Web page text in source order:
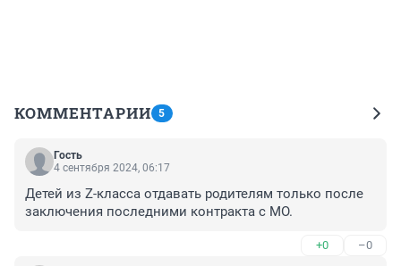
КОММЕНТАРИИ 5
Гость
4 сентября 2024, 06:17
Детей из Z-класса отдавать родителям только после
заключения последними контракта с МО.
+0 –0